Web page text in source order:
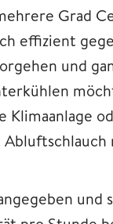
Grad
effizient
und
Klimaanlage
und